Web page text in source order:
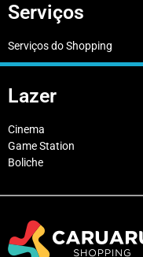
Serviços
Serviços do Shopping
Lazer
Cinema
Game Station
Boliche